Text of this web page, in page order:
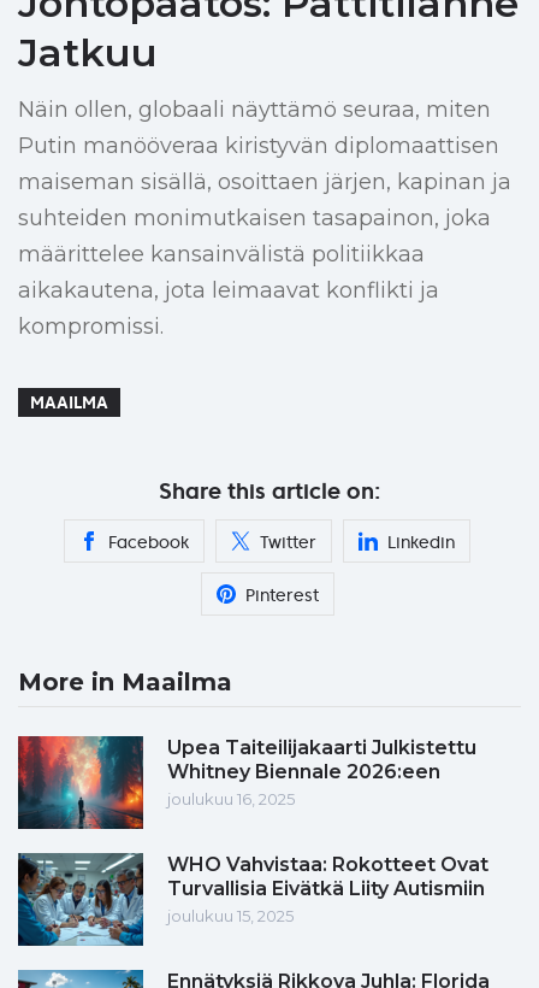
Jatkuu
Näin ollen, globaali näyttämö seuraa, miten
Putin manööveraa kiristyvän diplomaattisen
maiseman sisällä, osoittaen järjen, kapinan ja
suhteiden monimutkaisen tasapainon, joka
määrittelee kansainvälistä politiikkaa
aikakautena, jota leimaavat konflikti ja
kompromissi.
MAAILMA
Share this article on:
Facebook Twitter Linkedin
Pinterest
More in Maailma
Upea Taiteilijakaarti Julkistettu
Whitney Biennale 2026:een
joulukuu 16, 2025
WHO Vahvistaa: Rokotteet Ovat
Turvallisia Eivätkä Liity Autismiin
joulukuu 15, 2025
Ennätyksiä Rikkova Juhla: Florida